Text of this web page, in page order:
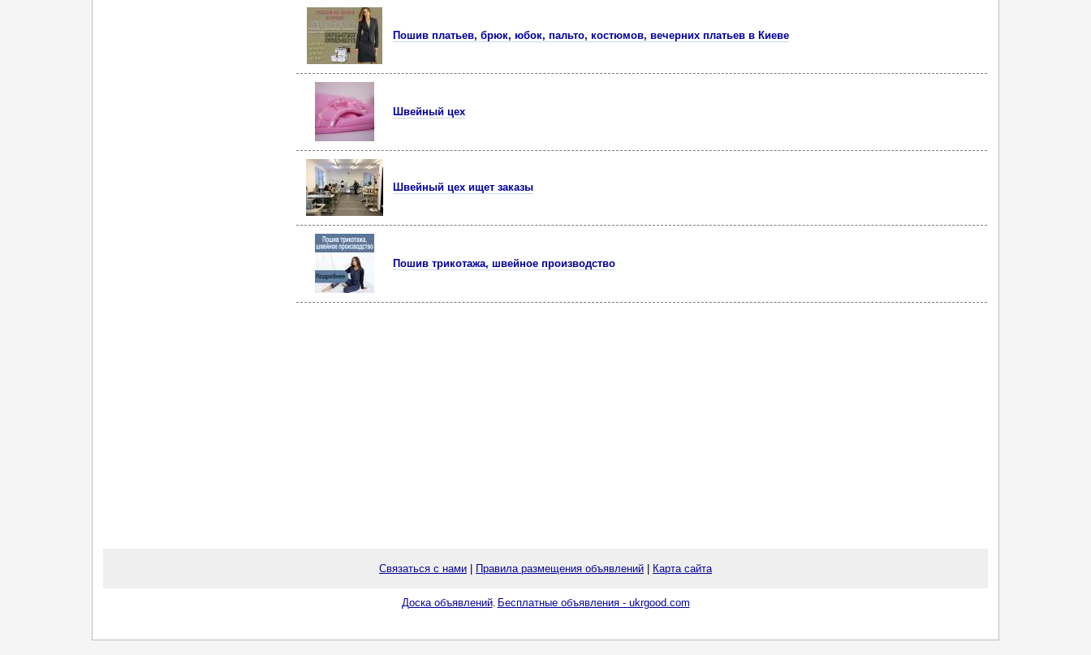
Пошив платьев, брюк, юбок, пальто, костюмов, вечерних платьев в Киеве
Швейный цех
Швейный цех ищет заказы
Пошив трикотажа, швейное производство
Связаться с нами Правила размещения объявлений Карта сайта
Доска объявлений. Бесплатные объявления - ukrgood.com